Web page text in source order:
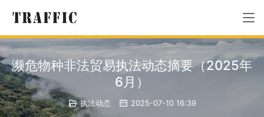
濒危物种非法贸易执法动态摘要（2025年
6月）
执法动态 2025-07-10 16:39